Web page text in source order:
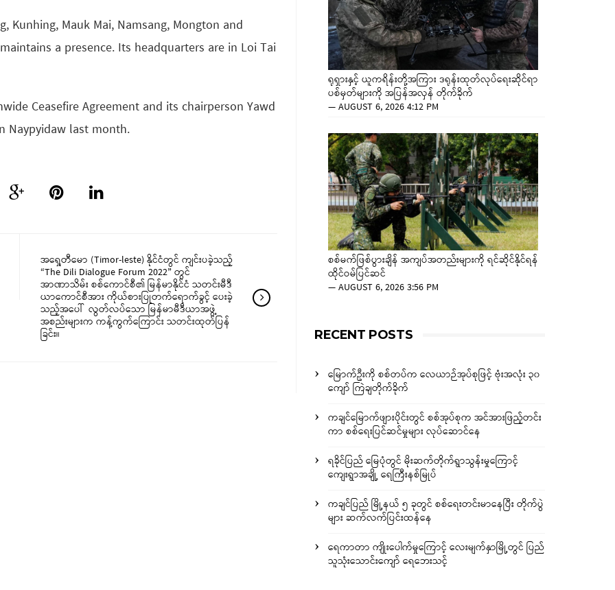
Kunhing, Mauk Mai, Namsang, Mongton and
a presence. Its headquarters are in Loi Tai
Ceasefire Agreement and its chairperson Yawd
Naypyidaw last month.
အရှေ့တီမော (Timor-leste) နိုင်ငံတွင် ကျင်းပခဲ့သည့်
“The Dili Dialogue Forum 2022” တွင်
အာဏာသိမ်း စစ်ကောင်စီ၏ မြန်မာနိုင်ငံ သတင်းမီဒီ
ယာကောင်စီအား ကိုယ်စားပြုတက်ရောက်ခွင့် ပေးခဲ့
သည့်အပေါ် လွတ်လပ်သော မြန်မာမီဒီယာအဖွဲ့
အစည်းများက ကန့်ကွက်ကြောင်း သတင်းထုတ်ပြန်
ခြင်း။
ရုရှားနှင့် ယူကရိန်းတို့အကြား ဒရုန်းထုတ်လုပ်ရေးဆိုင်ရာ
ပစ်မှတ်များကို အပြန်အလှန် တိုက်ခိုက်
—AUGUST 6, 2026 4:12 PM
စစ်မက်ဖြစ်ပွားချိန် အကျပ်အတည်းများကို ရင်ဆိုင်နိုင်ရန်
ထိုင်ဝမ်ပြင်ဆင်
—AUGUST 6, 2026 3:56 PM
RECENT POSTS
မြောက်ဦးကို စစ်တပ်က လေယာဉ်အုပ်စုဖြင့် ဗုံးအလုံး ၃၀
ကျော် ကြဲချတိုက်ခိုက်
ကချင်မြောက်ဖျားပိုင်းတွင် စစ်အုပ်စုက အင်အားဖြည့်တင်း
ကာ စစ်ရေးပြင်ဆင်မှုများ လုပ်ဆောင်နေ
ရခိုင်ပြည် မြေပုံတွင် မိုးဆက်တိုက်ရွာသွန်းမှုကြောင့်
ကျေးရွာအချို့ ရေကြီးနစ်မြုပ်
ကချင်ပြည် မြို့နယ် ၅ ခုတွင် စစ်ရေးတင်းမာနေပြီး တိုက်ပွဲ
များ ဆက်လက်ပြင်းထန်နေ
ရေကာတာ ကျိုးပေါက်မှုကြောင့် လေးမျက်နှာမြို့တွင် ပြည်
သူသုံးသောင်းကျော် ရေဘေးသင့်